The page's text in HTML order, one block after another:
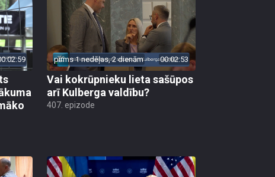
pirms 1 nedēļas, 2 dienām 00:02:53
Vai kokrūpnieku lieta sašūpos
arī Kulberga valdību?
407. epizode